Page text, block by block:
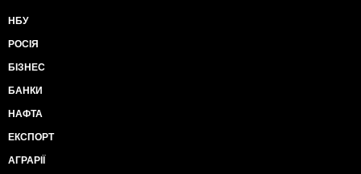
НБУ
РОСІЯ
БІЗНЕС
БАНКИ
НАФТА
ЕКСПОРТ
АГРАРІЇ